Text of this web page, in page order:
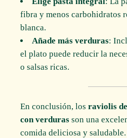
fibra y menos carbohidratos
blanca.
Añade más verduras:
el plato puede reducir la
o salsas ricas.
En conclusión, losraviolis
con verduras son una
comida deliciosa y saludable.